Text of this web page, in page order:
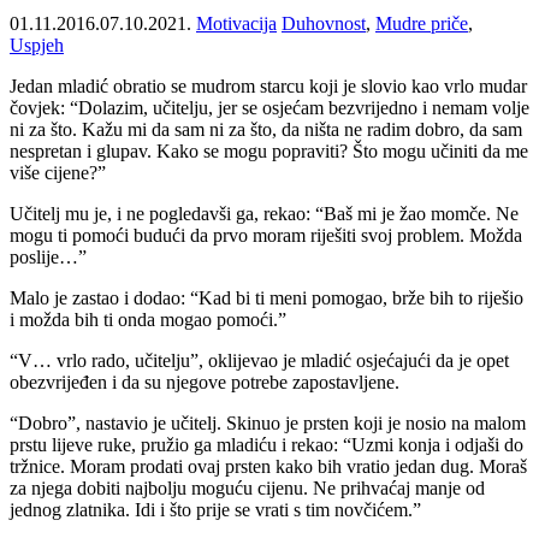
01.11.2016.07.10.2021. Motivacija Duhovnost, Mudre priče,
Uspjeh
Jedan mladić obratio se mudrom starcu koji je slovio kao vrlo mudar
čovjek: “Dolazim, učitelju, jer se osjećam bezvrijedno i nemam volje
ni za što. Kažu mi da sam ni za što, da ništa ne radim dobro, da sam
nespretan i glupav. Kako se mogu popraviti? Što mogu učiniti da me
više cijene?”
Učitelj mu je, i ne pogledavši ga, rekao: “Baš mi je žao momče. Ne
mogu ti pomoći budući da prvo moram riješiti svoj problem. Možda
poslije…”
Malo je zastao i dodao: “Kad bi ti meni pomogao, brže bih to riješio
i možda bih ti onda mogao pomoći.”
“V… vrlo rado, učitelju”, oklijevao je mladić osjećajući da je opet
obezvrijeđen i da su njegove potrebe zapostavljene.
“Dobro”, nastavio je učitelj. Skinuo je prsten koji je nosio na malom
prstu lijeve ruke, pružio ga mladiću i rekao: “Uzmi konja i odjaši do
tržnice. Moram prodati ovaj prsten kako bih vratio jedan dug. Moraš
za njega dobiti najbolju moguću cijenu. Ne prihvaćaj manje od
jednog zlatnika. Idi i što prije se vrati s tim novčićem.”